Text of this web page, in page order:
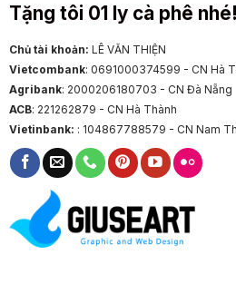
Tặng tôi 01 ly cà phê nhé!
Chủ tài khoản: LÊ VĂN THIỆN
Vietcombank: 0691000374599 - CN Hà
Agribank: 2000206180703 - CN Đà Nẵng
ACB: 221262879 - CN Hà Thành
Vietinbank: : 104867788579 - CN Nam